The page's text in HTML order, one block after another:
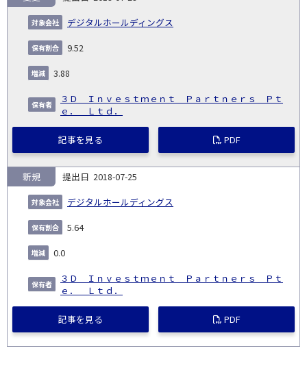
デジタルホールディングス
9.52
3.88
３Ｄ Ｉｎｖｅｓｔｍｅｎｔ Ｐａｒｔｎｅｒｓ Ｐｔ
ｅ． Ｌｔｄ．
記事を見る PDF
2018-07-25
デジタルホールディングス
新規
5.64
0.0
３Ｄ Ｉｎｖｅｓｔｍｅｎｔ Ｐａｒｔｎｅｒｓ Ｐｔ
ｅ． Ｌｔｄ．
記事を見る PDF